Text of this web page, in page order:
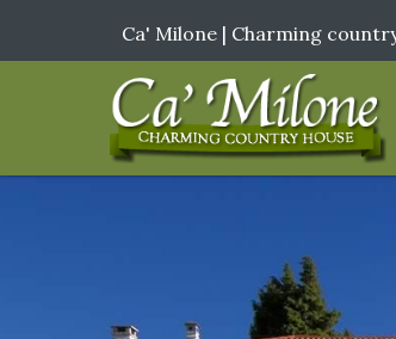
Ca' Milone | Charming